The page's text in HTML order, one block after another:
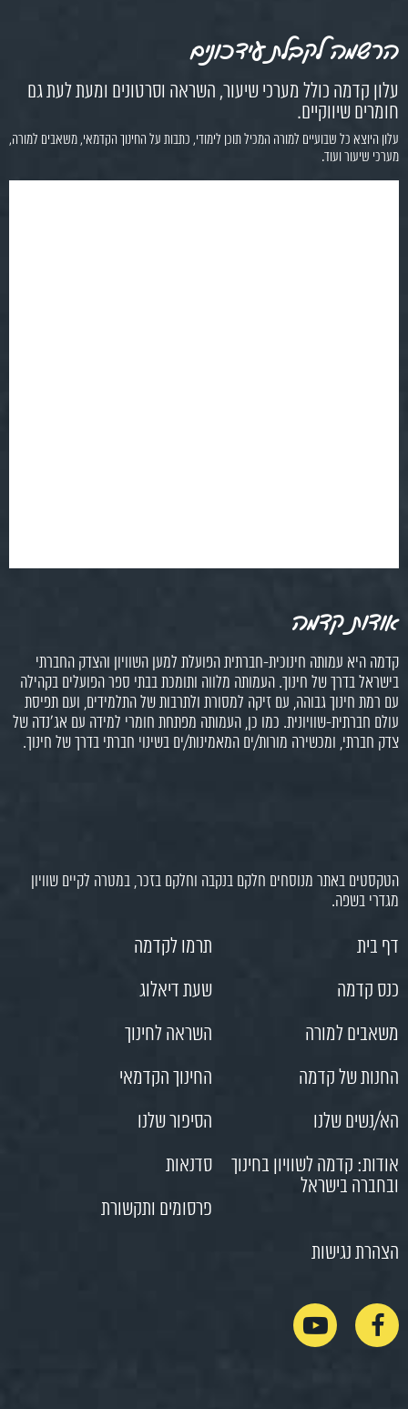
הרשמה לקבלת עידכונים
עלון קדמה כולל מערכי שיעור, השראה וסרטונים ומעת לעת גם
חומרים שיווקיים.
עלון היוצא כל שבועיים למורה המכיל תוכן לימודי, כתבות על החינוך הקדמאי, משאבים למורה,
מערכי שיעור ועוד.
אודות קדמה
קדמה היא עמותה חינוכית-חברתית הפועלת למען השוויון והצדק החברתי
בישראל בדרך של חינוך. העמותה מלווה ותומכת בבתי ספר הפועלים בקהילה
עם רמת חינוך גבוהה, עם זיקה למסורת ולתרבות של התלמידים, ועם תפיסת
עולם חברתית-שוויונית. כמו כן, העמותה מפתחת חומרי למידה עם אג'נדה של
צדק חברתי, ומכשירה מורות/ים המאמינות/ים בשינוי חברתי בדרך של חינוך.
הטקסטים באתר מנוסחים חלקם בנקבה וחלקם בזכר, במטרה לקיים שוויון
מגדרי בשפה.
דף בית
תרמו לקדמה
כנס קדמה
שעת דיאלוג
משאבים למורה
השראה לחינוך
החנות של קדמה
החינוך הקדמאי
הא/נשים שלנו
הסיפור שלנו
אודות: קדמה לשוויון בחינוך
ובחברה בישראל
סדנאות
פרסומים ותקשורת
הצהרת נגישות